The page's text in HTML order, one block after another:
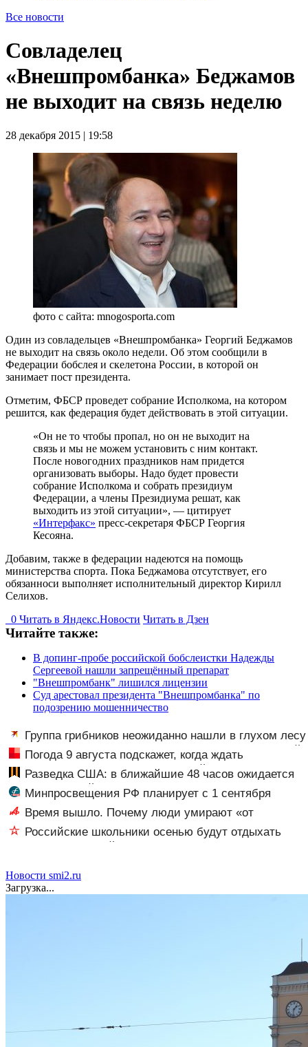
Все новости
Совладелец
«Внешпромбанка» Беджамов
не выходит на связь неделю
28 декабря 2015 | 19:58
фото с сайта: mnogosporta.com
Один из совладельцев «Внешпромбанка» Георгий Беджамов
не выходит на связь около недели. Об этом сообщили в
Федерации бобслея и скелетона России, в которой он
занимает пост президента.
Отметим, ФБСР проведет собрание Исполкома, на котором
решится, как федерация будет действовать в этой ситуации.
«Он не то чтобы пропал, но он не выходит на
связь и мы не можем установить с ним контакт.
После новогодних праздников нам придется
организовать выборы. Надо будет провести
собрание Исполкома и собрать президиум
Федерации, а члены Президиума решат, как
выходить из этой ситуации», — цитирует
«Интерфакс» пресс-секретаря ФБСР Георгия
Кесояна.
Добавим, также в федерации надеются на помощь
министерства спорта. Пока Беджамова отсутствует, его
обязанноси выполняет исполнительный директор Кирилл
Селихов.
0 Читать в Яндекс.Новости Читать в Дзен
Читайте также:
В допинг-пробе российской бобслеистки Надежды
Сергеевой нашли запрещённый препарат
"Внешпромбанк" лишился лицензии
Суд арестовал президента "Внешпромбанка" по
подозрению мошенничество
Группа грибников неожиданно нашли в глухом лесу
одинокую испуганную маленькую девочку с игрушкой
Погода 9 августа подскажет, когда ждать
заморозков — приметы на Пантелеймона Целителя
Разведка США: в ближайшие 48 часов ожидается
массированный удар по Киеву
Минпросвещения РФ планирует с 1 сентября
разделить предмет ОБЗР на два курса
Время вышло. Почему люди умирают «от
старости»?
Российские школьники осенью будут отдыхать
больше, чем зимой
Новости smi2.ru
Загрузка...